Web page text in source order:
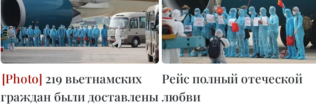
219 вьетнамских
граждан были доставлены
Рейс полный отеческой
любви